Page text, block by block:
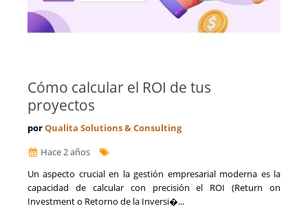
Cómo calcular el ROI de tus
proyectos
porQualita Solutions & Consulting
Hace 2 años
Un aspecto crucial en la gestión empresarial moderna es la
capacidad de calcular con precisión el ROI (Return on
Investment o Retorno de la Inversi�...